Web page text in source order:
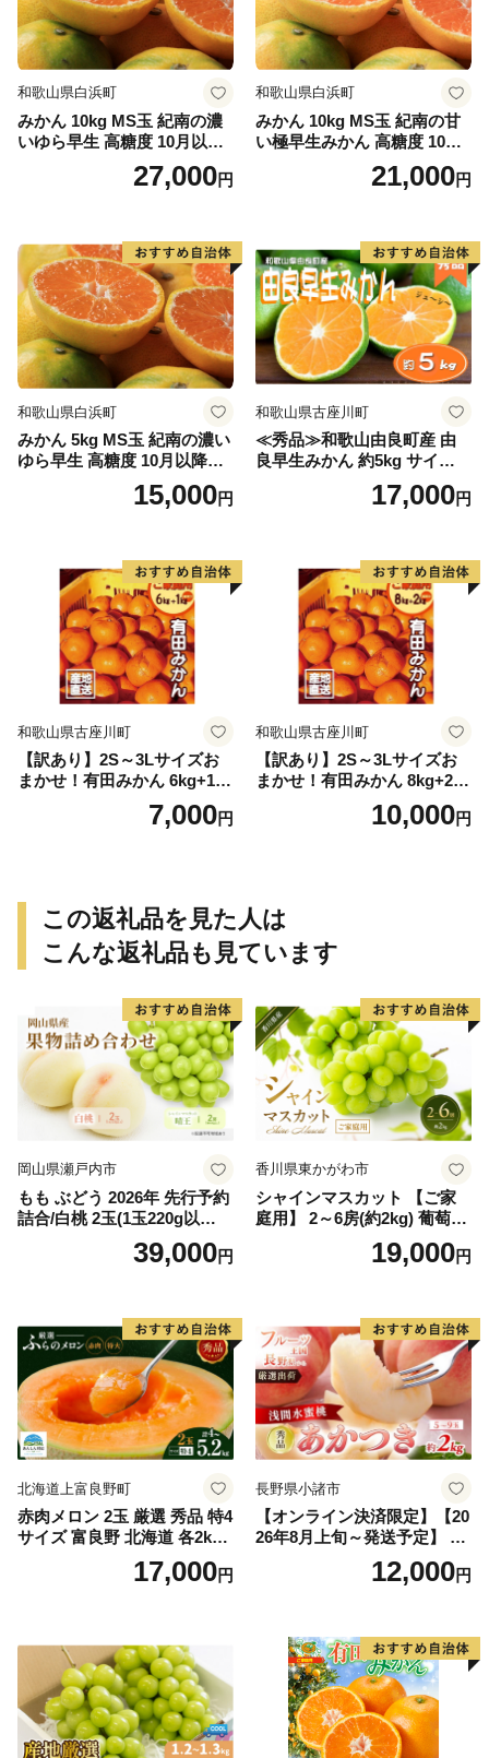
和歌山県白浜町
みかん 10kg MS玉 紀南の濃
いゆら早生 高糖度 10月以降
発送 マルチ被覆栽培27,000円
和歌山県白浜町
みかん 10kg MS玉 紀南の甘
い極早生みかん 高糖度 10月
以降発送 マルチ被覆栽培
21,000円
和歌山県白浜町
みかん 5kg MS玉 紀南の濃い
ゆら早生 高糖度 10月以降発
送 マルチ被覆栽培15,000円
和歌山県古座川町
≪秀品≫和歌山由良町産 由
良早生みかん 約5kg サイズお
まかせ【sml106C】17,000円
和歌山県古座川町
【訳あり】2S～3Lサイズお
まかせ！有田みかん 6kg+1kg
保証分 11月から12月下旬ま
でに順次発送致します。 / 訳
7,000円
和歌山県古座川町
【訳あり】2S～3Lサイズお
まかせ！有田みかん 8kg+2kg
保証分 11月から12月下旬ま
でに順次発送致します。 / 訳
10,000円
この返礼品を見た人は
こんな返礼品も見ています
岡山県瀬戸内市
もも ぶどう 2026年 先行予約
詰合/白桃 2玉(1玉220g以
上)・シャインマスカット 晴
39,000円
香川県東かがわ市
シャインマスカット 【ご家
庭用】 2～6房(約2kg) 葡萄 ぶ
どう ブドウ フルーツ 果物 く
だもの 果実 旬の果物 旬のフ
19,000円
北海道上富良野町
赤肉メロン 2玉 厳選 秀品 特4
サイズ 富良野 北海道 各2kg
～2.6kg 2玉 セット ファーム
富良野 メロン めろん 果物 く
17,000円
長野県小諸市
【オンライン決済限定】【20
26年8月上旬～発送予定】 先
行予約 「浅間水蜜桃プレミ
アム」 もも あかつき 秀品 約
果肉 長野県産 小諸市
12,000円